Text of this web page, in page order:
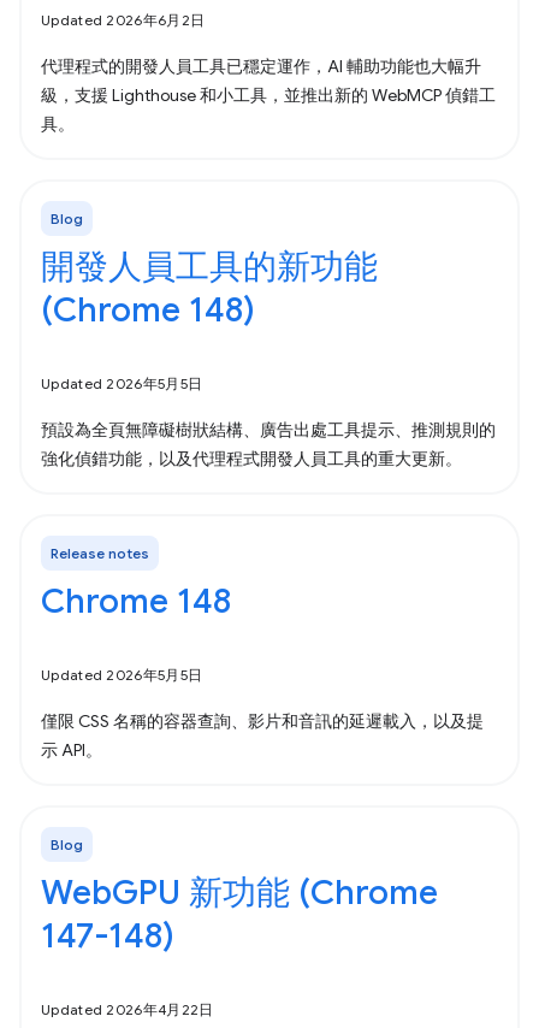
Updated 2026年6月2日
代理程式的開發人員工具已穩定運作，AI 輔助功能也大幅升
級，支援 Lighthouse 和小工具，並推出新的 WebMCP 偵錯工
具。
Blog
開發人員工具的新功能
(Chrome 148)
Updated 2026年5月5日
預設為全頁無障礙樹狀結構、廣告出處工具提示、推測規則的
強化偵錯功能，以及代理程式開發人員工具的重大更新。
Release notes
Chrome 148
Updated 2026年5月5日
僅限 CSS 名稱的容器查詢、影片和音訊的延遲載入，以及提
示 API。
Blog
WebGPU 新功能 (Chrome
147-148)
Updated 2026年4月22日